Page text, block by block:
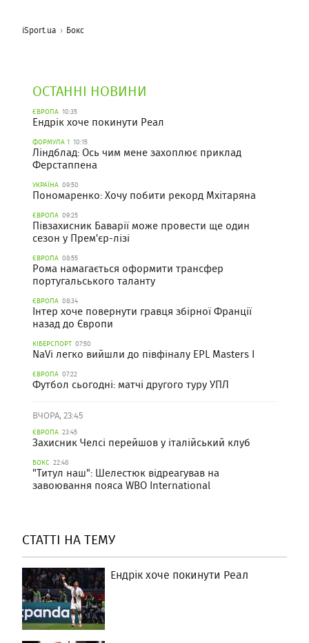
iSport.ua Бокс
ОСТАННІ НОВИНИ
ЄВРОПА 10:35
Ендрік хоче покинути Реал
ФОРМУЛА 1 10:15
Ліндблад: Ось чим мене захоплює приклад
Ферстаппена
УКРАЇНА 09:50
Пономаренко: Хочу побити рекорд Мхітаряна
ЄВРОПА 09:25
Півзахисник Баварії може провести ще один
сезон у Прем'єр-лізі
ЄВРОПА 08:55
Рома намагається оформити трансфер
португальського таланту
ЄВРОПА 08:34
Інтер хоче повернути гравця збірної Франції
назад до Європи
КІБЕРСПОРТ 07:50
NaVi легко вийшли до півфіналу EPL Masters I
ЄВРОПА 07:22
Футбол сьогодні: матчі другого туру УПЛ
ВЧОРА, 23:45
ЄВРОПА 23:45
Захисник Челсі перейшов у італійський клуб
БОКС 22:48
"Титул наш": Шелестюк відреагував на
завоювання пояса WBO International
СТАТТІ НА ТЕМУ
Ендрік хоче покинути Реал